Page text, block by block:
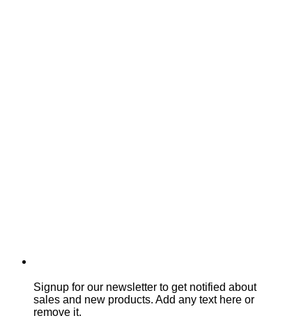
Signup for our newsletter to get notified about
sales and new products. Add any text here or
remove it.